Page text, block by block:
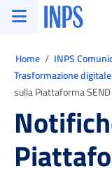
Vai al menu principale
Vai al contenuto
Vai al pie' di pagina
INPS ()
Home INPS
Trasformazione
sulla Piattaforma SEND